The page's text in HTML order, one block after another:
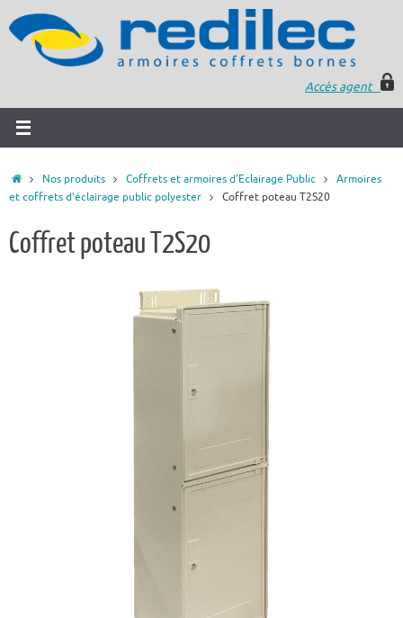
Accès agent
Nos produits Coffrets et armoires d’Eclairage Public
Armoires
et coffrets d’éclairage public polyester
Coffret poteau T2S20
Coffret poteau T2S20